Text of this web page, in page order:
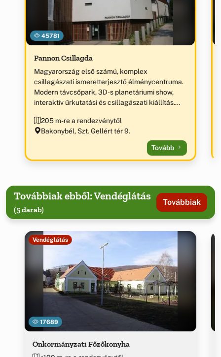
45781
Pannon Csillagda
Magyarország első számú, komplex
csillagászati ismeretterjesztő élménycentruma.
Modern távcsőpark, 3D-s planetáriumi show,
interaktív űrkutatási és csillagászati kiállítás.
birtokosa.
205 m-re a rendezvénytől
Bakonybél, Szt. Gellért tér 9.
Tovább
Továbbiak ebből: Vendéglátás
(5 darab)
Továbbiak
17689
Vendéglátás
Önkormányzati Főzőkonyha